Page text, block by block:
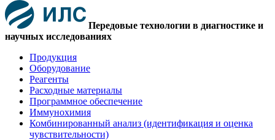
Передовые технологии в диагностике и
научных исследованиях
Продукция
Оборудование
Реагенты
Расходные материалы
Программное обеспечение
Иммунохимия
Комбинированный анализ (идентификация и оценка
чувствительности)